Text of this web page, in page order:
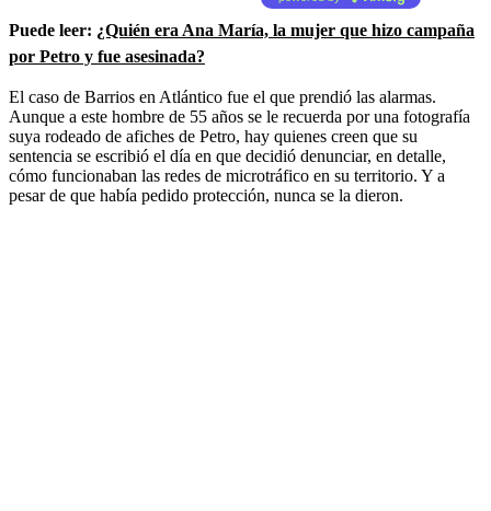
Puede leer: ¿Quién era Ana María, la mujer que hizo campaña
por Petro y fue asesinada?
El caso de Barrios en Atlántico fue el que prendió las alarmas.
Aunque a este hombre de 55 años se le recuerda por una fotografía
suya rodeado de afiches de Petro, hay quienes creen que su
sentencia se escribió el día en que decidió denunciar, en detalle,
cómo funcionaban las redes de microtráfico en su territorio. Y a
pesar de que había pedido protección, nunca se la dieron.